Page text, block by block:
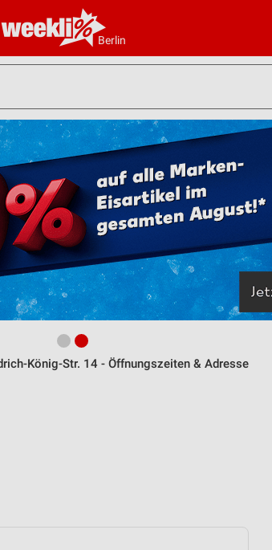
Berlin
König-Str. 14 - Öffnungszeiten & Adresse